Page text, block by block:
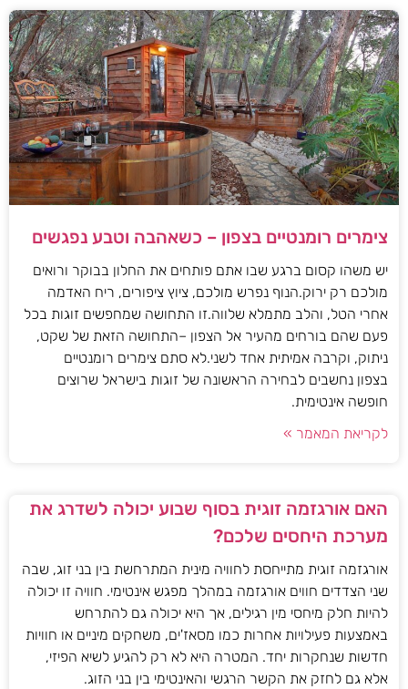
צימרים רומנטיים בצפון – כשאהבה וטבע נפגשים
יש משהו קסום ברגע שבו אתם פותחים את החלון בבוקר ורואים
מולכם רק ירוק.הנוף נפרש מולכם, ציוץ ציפורים, ריח האדמה
אחרי הטל, והלב מתמלא שלווה.זו התחושה שמחפשים זוגות בכל
פעם שהם בורחים מהעיר אל הצפון –התחושה הזאת של שקט,
ניתוק, וקרבה אמיתית אחד לשני.לא סתם צימרים רומנטיים
בצפון נחשבים לבחירה הראשונה של זוגות בישראל שרוצים
חופשה אינטימית.
לקריאת המאמר »
האם אורגזמה זוגית בסוף שבוע יכולה לשדרג את
מערכת היחסים שלכם?
אורגזמה זוגית מתייחסת לחוויה מינית המתרחשת בין בני זוג, שבה
שני הצדדים חווים אורגזמה במהלך מפגש אינטימי. חוויה זו יכולה
להיות חלק מיחסי מין רגילים, אך היא יכולה גם להתרחש
באמצעות פעילויות אחרות כמו מסאז'ים, משחקים מיניים או חוויות
חדשות שנחקרות יחד. המטרה היא לא רק להגיע לשיא הפיזי,
אלא גם לחזק את הקשר הרגשי והאינטימי בין בני הזוג.